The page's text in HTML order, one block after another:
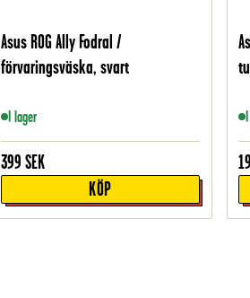
Asus ROG Ally Fodral /
förvaringsväska, svart
I lager
399 SEK
KÖP